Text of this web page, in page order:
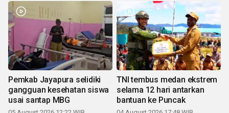
Pemkab Jayapura selidiki
gangguan kesehatan siswa
usai santap MBG
TNI tembus medan ekstrem
selama 12 hari antarkan
bantuan ke Puncak